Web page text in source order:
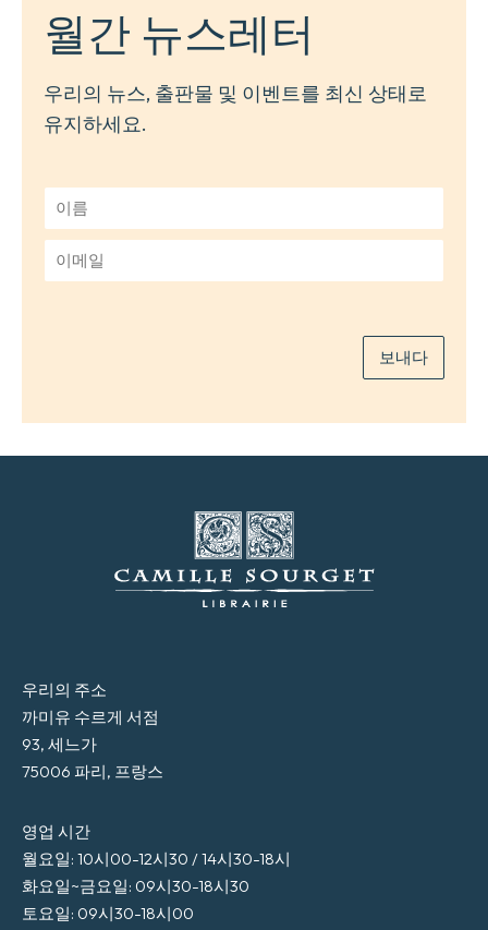
월간 뉴스레터
우리의 뉴스, 출판물 및 이벤트를 최신 상태로
유지하세요.
름
*
메
보내다
우리의 주소
까미유 수르게 서점
93, 세느가
75006 파리, 프랑스
영업 시간
월요일: 10시00-12시30 / 14시30-18시
화요일~금요일: 09시30-18시30
토요일: 09시30-18시00